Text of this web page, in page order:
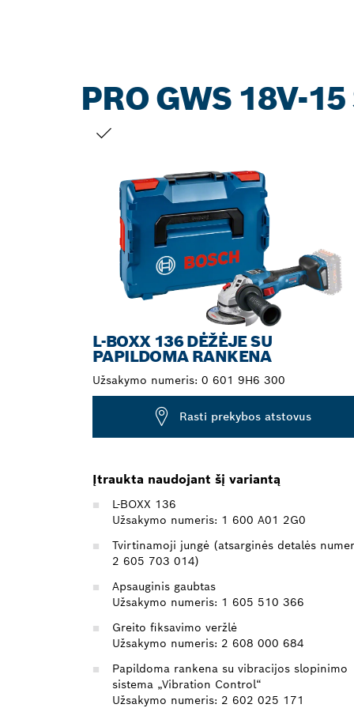
PRO GWS 18V-15
L-BOXX 136 DĖŽĖJE SU
PAPILDOMA RANKENA
Užsakymo numeris: 0 601 9H6 300
Rasti prekybos atstovus
Įtraukta naudojant šį variantą
L-BOXX 136
Užsakymo numeris: 1 600 A01 2G0
Tvirtinamoji jungė (atsarginės detalės
2 605 703 014)
Apsauginis gaubtas
Užsakymo numeris: 1 605 510 366
Greito fiksavimo veržlė
Užsakymo numeris: 2 608 000 684
Papildoma rankena su vibracijos slopinimo
sistema „Vibration Control“
Užsakymo numeris: 2 602 025 171